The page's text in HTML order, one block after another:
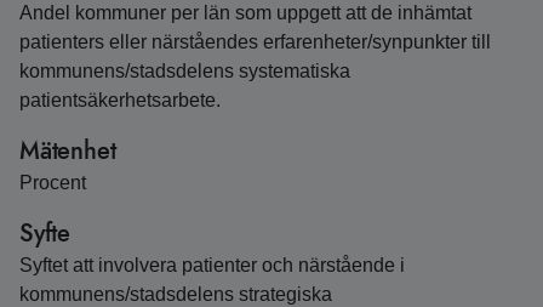
Andel kommuner per län som uppgett att de inhämtat
patienters eller närståendes erfarenheter/synpunkter till
kommunens/stadsdelens systematiska
patientsäkerhetsarbete.
Mätenhet
Procent
Syfte
Syftet att involvera patienter och närstående i
kommunens/stadsdelens strategiska